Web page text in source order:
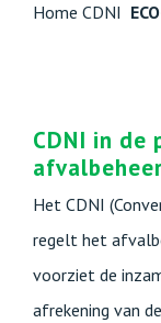
Home CDNI
CDNI in
Het CDNI
regelt het
voorziet de
afrekening van